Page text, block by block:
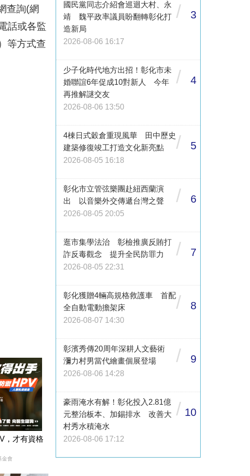
查詢(網
話或各監
等方式查
，才有資格
金會
國民黨同志介紹會巡迴大村、永
靖 魏平政率議員盼翻轉彰化打
造新局
2026-08-06 16:17
/ 3
少子化時代地方出招！彰化市未
婚聯誼6年促成10對新人 今年
再推解謎交友
2026-08-06 13:50
/ 4
4棟日式穀倉重現風華 田中歷史
建築修復竣工打造文化新亮點
2026-08-05 16:18
/ 5
彰化市立管弦樂團赴紐西蘭演
出 以音樂外交傳遞台灣之聲
2026-08-05 20:05
/ 6
逛市集學法治 彰檢推廣反賄打
詐反毒觀念 提升全民防罪力
2026-08-05 22:31
/ 7
彰化獲贈4輛高規格救護車 首配
全自動電動擔架床
2026-08-07 14:30
/ 8
彰濱秀傳20周年深耕人文藝術
瀰力村男當代繪畫個展登場
2026-08-06 14:28
/ 9
豪雨淹水有解！彰化投入2.81億
元整治板本、加錫排水 改善大
村秀水積淹水
2026-08-06 17:12
/ 10